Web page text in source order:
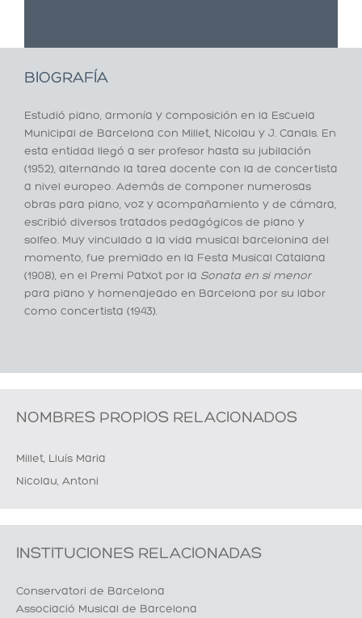
BIOGRAFÍA
Estudió piano, armonía y composición en la Escuela
Municipal de Barcelona con Millet, Nicolau y J. Canals. En
esta entidad llegó a ser profesor hasta su jubilación
(1952), alternando la tarea docente con la de concertista
a nivel europeo. Además de componer numerosas
obras para piano, voz y acompañamiento y de cámara,
escribió diversos tratados pedagógicos de piano y
solfeo. Muy vinculado a la vida musical barcelonina del
momento, fue premiado en la Festa Musical Catalana
(1908), en el Premi Patxot por la Sonata en si menor
para piano y homenajeado en Barcelona por su labor
como concertista (1943).
NOMBRES PROPIOS RELACIONADOS
Millet, Lluís Maria
Nicolau, Antoni
INSTITUCIONES RELACIONADAS
Conservatori de Barcelona
Associació Musical de Barcelona